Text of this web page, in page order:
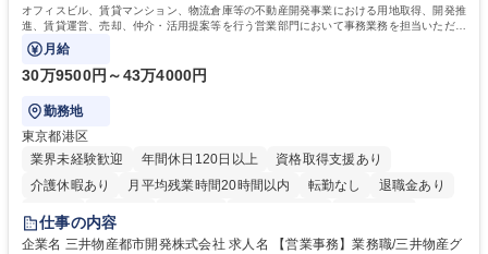
オフィスビル、賃貸マンション、物流倉庫等の不動産開発事業における用地取得、開発推
進、賃貸運営、売却、仲介・活用提案等を行う営業部門において事務業務を担当いただき
ます。
月給
30万9500円～43万4000円
勤務地
東京都港区
業界未経験歓迎
年間休日120日以上
資格取得支援あり
介護休暇あり
月平均残業時間20時間以内 転勤なし
退職金あり
在宅OK
賞与あり
駅近5分以内
土日祝休み 寮・社宅あり
仕事の内容
企業名 三井物産都市開発株式会社 求人名 【営業事務】業務職/三井物産グ